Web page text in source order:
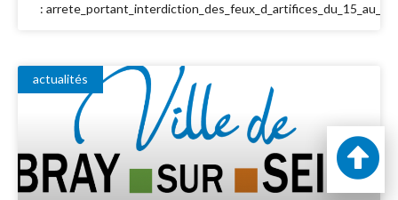
:
actualités